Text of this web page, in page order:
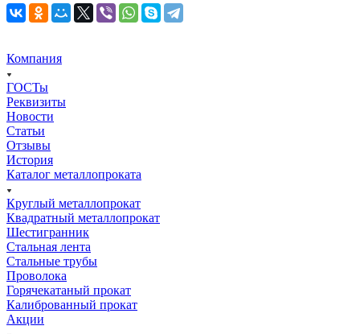
Компания
ГОСТы
Реквизиты
Новости
Статьи
Отзывы
История
Каталог металлопроката
Круглый металлопрокат
Квадратный металлопрокат
Шестигранник
Стальная лента
Стальные трубы
Проволока
Горячекатаный прокат
Калиброванный прокат
Акции